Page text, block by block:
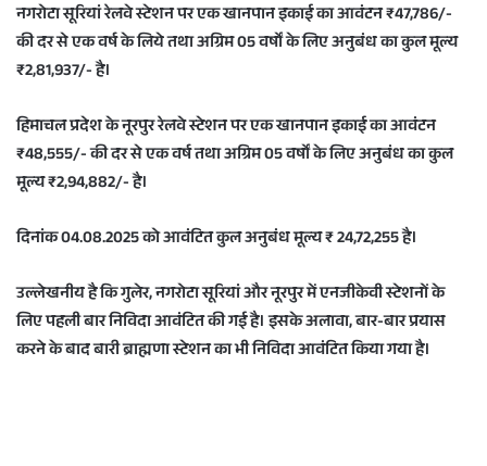
नगरोटा सूरियां रेलवे स्टेशन पर एक खानपान इकाई का आवंटन ₹47,786/-
की दर से एक वर्ष के लिये तथा अग्रिम 05 वर्षों के लिए अनुबंध का कुल मूल्य
₹2,81,937/- है।
हिमाचल प्रदेश के नूरपुर रेलवे स्टेशन पर एक खानपान इकाई का आवंटन
₹48,555/- की दर से एक वर्ष तथा अग्रिम 05 वर्षों के लिए अनुबंध का कुल
मूल्य ₹2,94,882/- है।
दिनांक 04.08.2025 को आवंटित कुल अनुबंध मूल्य ₹ 24,72,255 है।
उल्लेखनीय है कि गुलेर, नगरोटा सूरियां और नूरपुर में एनजीकेवी स्टेशनों के
लिए पहली बार निविदा आवंटित की गई है। इसके अलावा, बार-बार प्रयास
करने के बाद बारी ब्राह्मणा स्टेशन का भी निविदा आवंटित किया गया है।